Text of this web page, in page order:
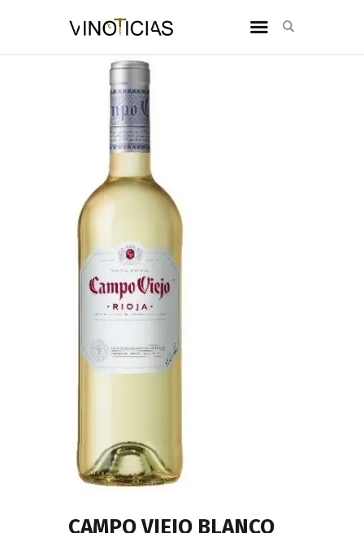
CAMPO VIEJO BLANCO